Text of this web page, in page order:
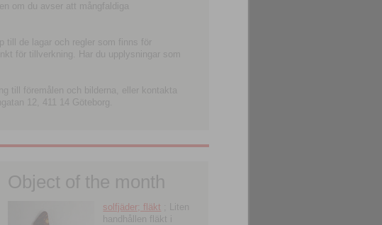
om du avser att mångfaldiga
till de lagar och regler som finns för
för tillverkning. Har du upplysningar som
till föremålen och bilderna, eller kontakta
12, 411 14 Göteborg.
Object of the month
solfjäder; fläkt ; Liten
handhållen fläkt i